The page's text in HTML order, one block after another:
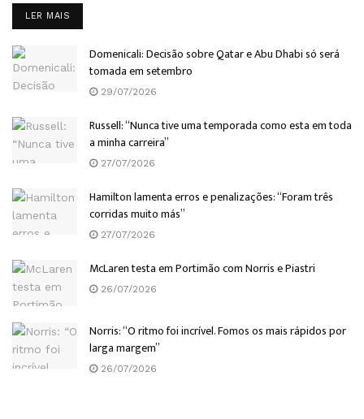
LER MAIS
Domenicali: Decisão sobre Qatar e Abu Dhabi só será
tomada em setembro
29/07/2026
Russell: “Nunca tive uma temporada como esta em toda
a minha carreira”
27/07/2026
Hamilton lamenta erros e penalizações: “Foram três
corridas muito más”
27/07/2026
McLaren testa em Portimão com Norris e Piastri
26/07/2026
Norris: “O ritmo foi incrível. Fomos os mais rápidos por
larga margem”
26/07/2026